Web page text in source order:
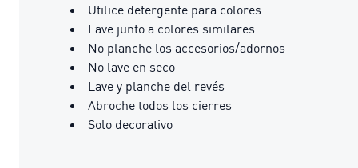
Utilice detergente para colores
Lave junto a colores similares
No planche los accesorios/adornos
No lave en seco
Lave y planche del revés
Abroche todos los cierres
Solo decorativo